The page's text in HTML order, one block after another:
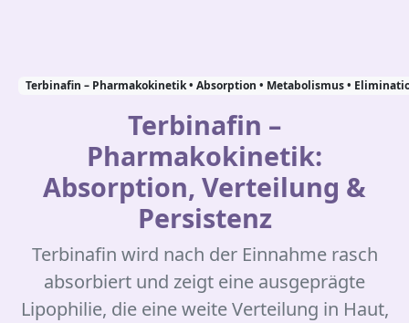
Terbinafin – Pharmakokinetik • Absorption • Metabolismus •
Terbinafin –
Pharmakokinetik:
Absorption, Verteilung &
Persistenz
Terbinafin wird nach der Einnahme rasch
absorbiert und zeigt eine ausgeprägte
Lipophilie, die eine weite Verteilung in Haut,